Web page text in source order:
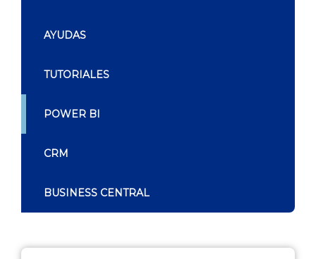
AYUDAS
TUTORIALES
POWER BI
CRM
BUSINESS CENTRAL